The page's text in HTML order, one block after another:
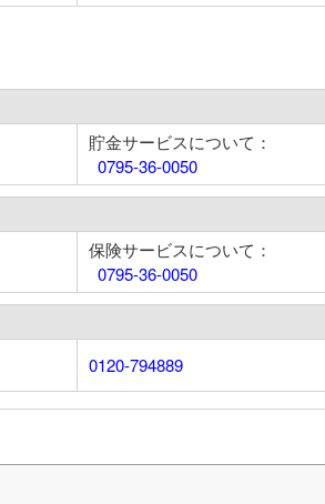
貯金サービスについて：
0795-36-0050
保険サービスについて：
0795-36-0050
0120-794889